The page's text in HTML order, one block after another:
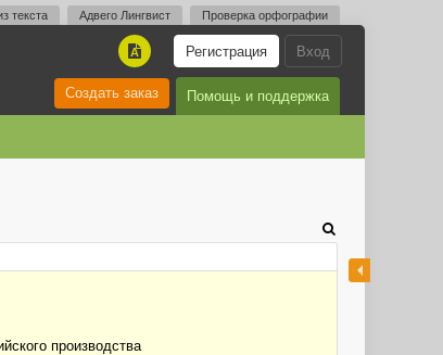
текста Адвего Лингвист Проверка орфографии
Вход
Регистрация
A
Помощь и поддержка
Создать заказ
производства